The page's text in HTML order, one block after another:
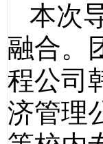
本次
融合。
程公司
济管理